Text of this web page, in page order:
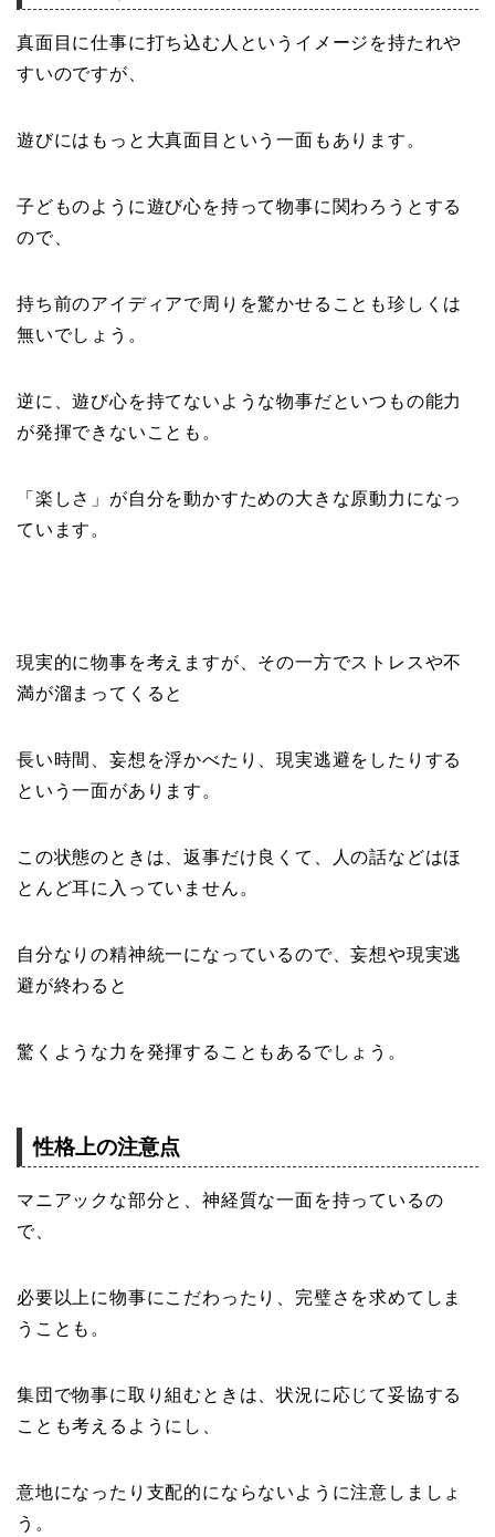
真面目に仕事に打ち込む人というイメージを持たれや
すいのですが、
遊びにはもっと大真面目という一面もあります。
子どものように遊び心を持って物事に関わろうとする
ので、
持ち前のアイディアで周りを驚かせることも珍しくは
無いでしょう。
逆に、遊び心を持てないような物事だといつもの能力
が発揮できないことも。
「楽しさ」が自分を動かすための大きな原動力になっ
ています。
現実的に物事を考えますが、その一方でストレスや不
満が溜まってくると
長い時間、妄想を浮かべたり、現実逃避をしたりする
という一面があります。
この状態のときは、返事だけ良くて、人の話などはほ
とんど耳に入っていません。
自分なりの精神統一になっているので、妄想や現実逃
避が終わると
驚くような力を発揮することもあるでしょう。
性格上の注意点
マニアックな部分と、神経質な一面を持っているの
で、
必要以上に物事にこだわったり、完璧さを求めてしま
うことも。
集団で物事に取り組むときは、状況に応じて妥協する
ことも考えるようにし、
意地になったり支配的にならないように注意しましょ
う。